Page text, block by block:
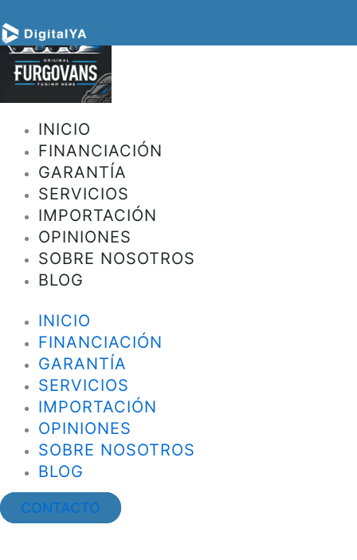
INICIO
FINANCIACIÓN
GARANTÍA
SERVICIOS
IMPORTACIÓN
OPINIONES
SOBRE NOSOTROS
BLOG
INICIO
FINANCIACIÓN
GARANTÍA
SERVICIOS
IMPORTACIÓN
OPINIONES
SOBRE NOSOTROS
BLOG
CONTACTO